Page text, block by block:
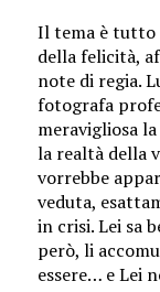
Il tema è tutto
della felicità,
note di regia.
fotografa
meravigliosa
la realtà della
vorrebbe
veduta,
in crisi. Lei sa
però, li
essere… e Lei